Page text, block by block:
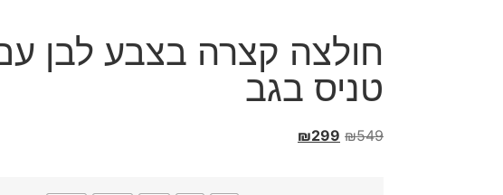
חולצה קצרה בצבע לבן עם
טניס בגב
₪549
₪299